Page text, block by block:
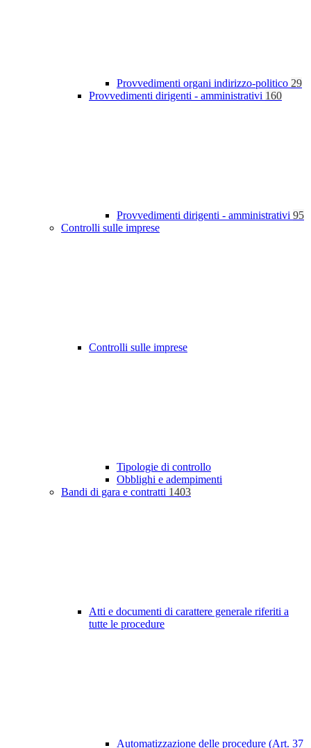
Provvedimenti organi indirizzo-politico 29
Provvedimenti dirigenti - amministrativi 160
Provvedimenti dirigenti - amministrativi 95
Controlli sulle imprese
Controlli sulle imprese
Tipologie di controllo
Obblighi e adempimenti
Bandi di gara e contratti 1403
Atti e documenti di carattere generale riferiti a
tutte le procedure
Automatizzazione delle procedure (Art. 37